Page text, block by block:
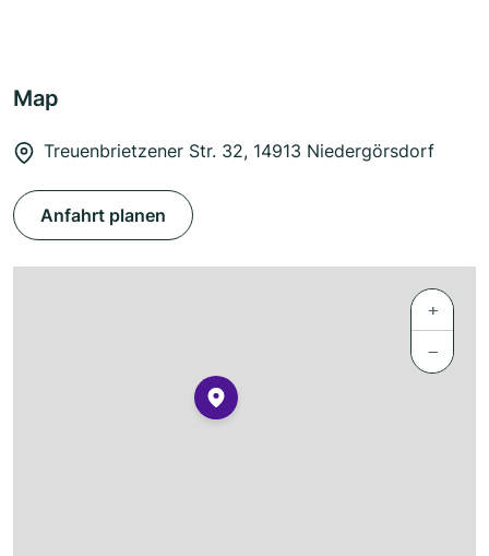
Map
Treuenbrietzener Str. 32, 14913 Niedergörsdorf
Anfahrt planen
+
−